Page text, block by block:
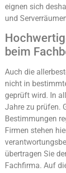
eignen sich
und
beim
Auch die
nicht in
geprüft wird. In
Jahre zu prüfen.
Bestimmungen
Firmen stehen
übertragen Sie
Fachfirma. Auf